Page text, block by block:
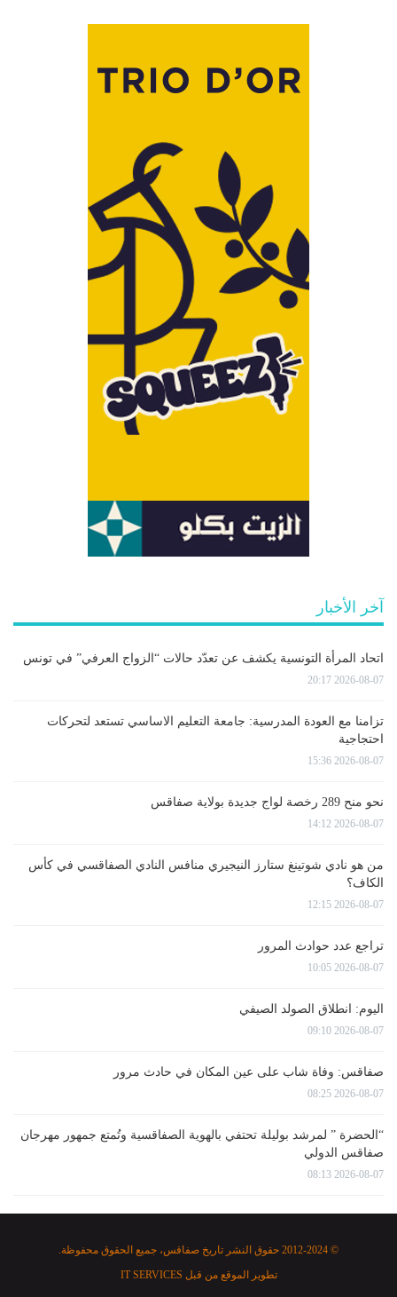
آخر الأخبار
اتحاد المرأة التونسية يكشف عن تعدّد حالات “الزواج العرفي” في تونس
2026-08-07 20:17
تزامنا مع العودة المدرسية: جامعة التعليم الاساسي تستعد لتحركات
احتجاجية
2026-08-07 15:36
نحو منح 289 رخصة لواج جديدة بولاية صفاقس
2026-08-07 14:12
من هو نادي شوتينغ ستارز النيجيري منافس النادي الصفاقسي في كأس
الكاف؟
2026-08-07 12:15
تراجع عدد حوادث المرور
2026-08-07 10:05
اليوم: انطلاق الصولد الصيفي
2026-08-07 09:10
صفاقس: وفاة شاب على عين المكان في حادث مرور
2026-08-07 08:25
“الحضرة ” لمرشد بوليلة تحتفي بالهوية الصفاقسية وتُمتع جمهور مهرجان
صفاقس الدولي
2026-08-07 08:13
© 2012-2024 حقوق النشر تاريخ صفاقس، جميع الحقوق محفوظة.
تطوير الموقع من قبل IT SERVICES